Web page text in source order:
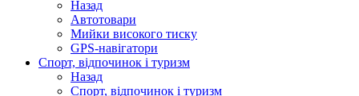
Назад
Автотовари
Мийки високого тиску
GPS-навігатори
Спорт, відпочинок і туризм
Назад
Спорт, відпочинок і туризм